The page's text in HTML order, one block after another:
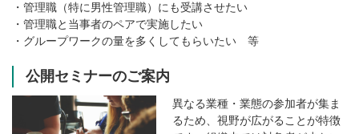
・管理職（特に男性管理職）にも受講させたい
・管理職と当事者のペアで実施したい
・グループワークの量を多くしてもらいたい 等
公開セミナーのご案内
異なる業種・業態の参加者が集ま
るため、視野が広がることが特徴